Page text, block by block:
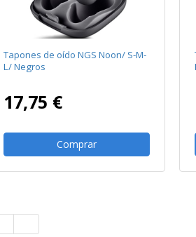
Tapones de oído NGS Noon/ S-M-
L/ Negros
17,75 €
Comprar